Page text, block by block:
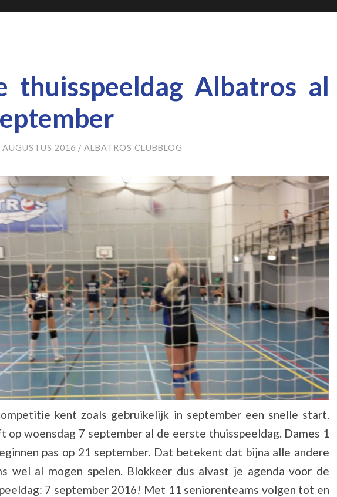
thuisspeeldag Albatros al
2016 / ALBATROS CLUBBLOG
kent zoals gebruikelijk in september een snelle start.
op woensdag 7 september al de eerste thuisspeeldag. Dames 1
pas op 21 september. Dat betekent dat bijna alle andere
wel al mogen spelen. Blokkeer dus alvast je agenda voor de
7 september 2016! Met 11 seniorenteams volgen tot en